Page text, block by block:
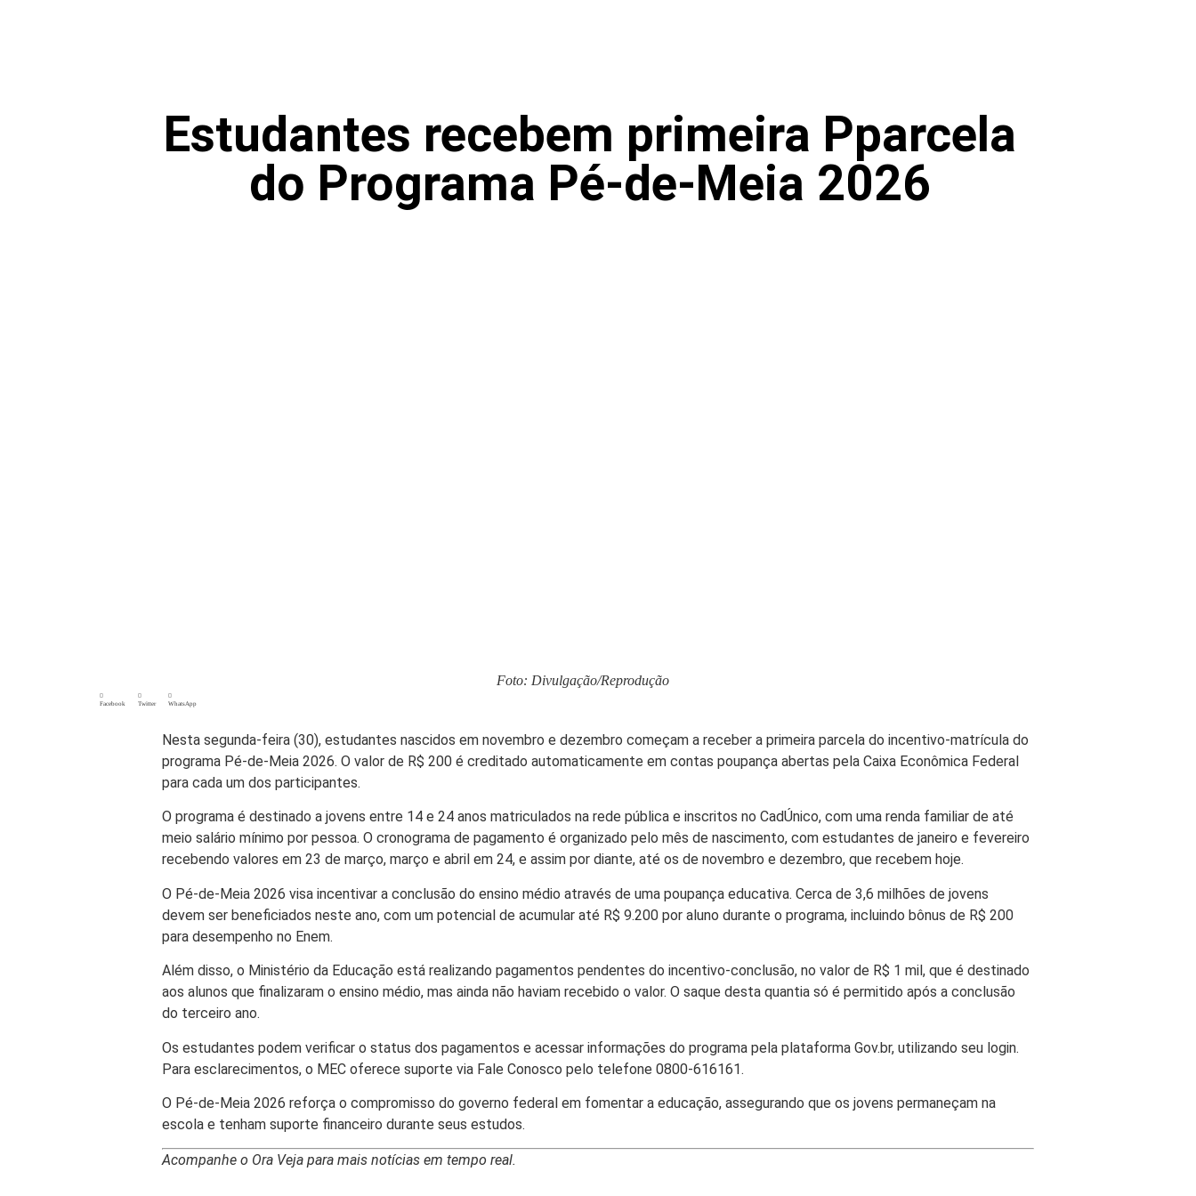
Estudantes recebem primeira Pparcela
do Programa Pé-de-Meia 2026
Foto: Divulgação/Reprodução
Facebook Twitter WhatsApp
Nesta segunda-feira (30), estudantes nascidos em novembro e dezembro começam a receber a primeira parcela do incentivo-matrícula do
programa Pé-de-Meia 2026. O valor de R$ 200 é creditado automaticamente em contas poupança abertas pela Caixa Econômica Federal
para cada um dos participantes.
O programa é destinado a jovens entre 14 e 24 anos matriculados na rede pública e inscritos no CadÚnico, com uma renda familiar de até
meio salário mínimo por pessoa. O cronograma de pagamento é organizado pelo mês de nascimento, com estudantes de janeiro e fevereiro
recebendo valores em 23 de março, março e abril em 24, e assim por diante, até os de novembro e dezembro, que recebem hoje.
O Pé-de-Meia 2026 visa incentivar a conclusão do ensino médio através de uma poupança educativa. Cerca de 3,6 milhões de jovens
devem ser beneficiados neste ano, com um potencial de acumular até R$ 9.200 por aluno durante o programa, incluindo bônus de R$ 200
para desempenho no Enem.
Além disso, o Ministério da Educação está realizando pagamentos pendentes do incentivo-conclusão, no valor de R$ 1 mil, que é destinado
aos alunos que finalizaram o ensino médio, mas ainda não haviam recebido o valor. O saque desta quantia só é permitido após a conclusão
do terceiro ano.
Os estudantes podem verificar o status dos pagamentos e acessar informações do programa pela plataforma Gov.br, utilizando seu login.
Para esclarecimentos, o MEC oferece suporte via Fale Conosco pelo telefone 0800-616161.
O Pé-de-Meia 2026 reforça o compromisso do governo federal em fomentar a educação, assegurando que os jovens permaneçam na
escola e tenham suporte financeiro durante seus estudos.
Acompanhe o Ora Veja para mais notícias em tempo real.